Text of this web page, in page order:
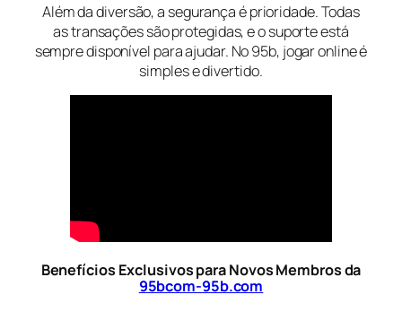
Além da diversão, a segurança é prioridade. Todas
as transações são protegidas, e o suporte está
sempre disponível para ajudar. No 95b, jogar online é
simples e divertido.
Benefícios Exclusivos para Novos Membros da
95bcom-95b.com